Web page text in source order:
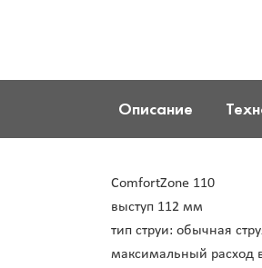
Описание
ComfortZone 110
выступ 112 мм
тип струи: обычная
максимальный расход